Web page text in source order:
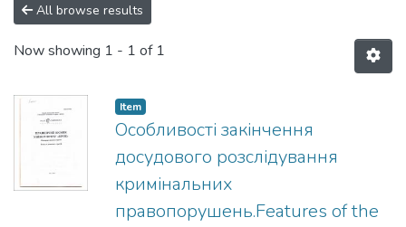
All browse results
Now showing 1 - 1 of 1
Item
Особливості закінчення
досудового розслідування
кримінальних
правопорушень.Features of the